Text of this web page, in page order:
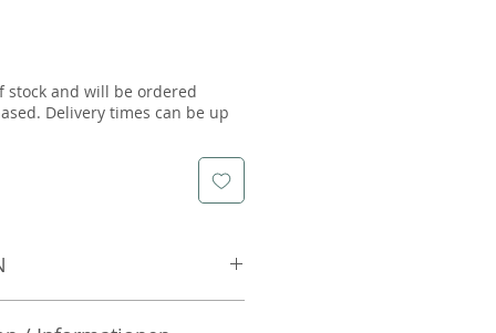
stock and will be ordered
Delivery times can be up